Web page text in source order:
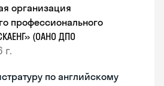
организация
профессионального
(ОАНО ДПО
г.
по английскому